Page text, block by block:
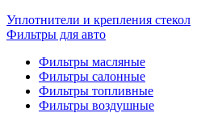
Уплотнители и крепления стекол
Фильтры для авто
Фильтры масляные
Фильтры салонные
Фильтры топливные
Фильтры воздушные